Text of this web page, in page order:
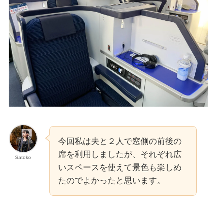
Satoko
今回私は夫と２人で窓側の前後の
席を利用しましたが、それぞれ広
いスペースを使えて景色も楽しめ
たのでよかったと思います。